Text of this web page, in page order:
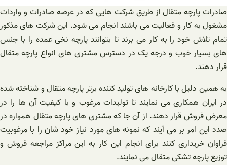
صادرات پارچه متقال از طریق شرکت هایی که در عرصه صادرات و واردات
مشغول به کار و فعالیت می باشند انجام می شود. این شرکت های مذکور
تمام تلاش خود را به کار می برند تا بتوانند پارچه نخی عمده را با جنس
های بسیار خوب و درجه یک در دسترس مشتری های انواع پارچه متقال
قرار دهند.
به همین دلیل با کارخانه های تولید کننده برتر پارچه متقال و شناخته شده
در ایران همکاری می نمایند تا تولیدات مرغوب و با کیفیت آن ها را در
معرض فروش قرار دهند. از آن جا که مشتری های پارچه متقال همواره در
صدد این امر بر می آیند که نمونه های مورد نیاز خود شان را با مرغوبیت
فراوان خریداری کنند برای انجام این کار به این مراکز مراجعه فروش و
توزیع پارچه تشکی متقال می نمایند.